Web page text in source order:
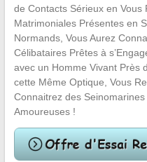
de Contacts Sérieux en Vous
Matrimoniales Présentes en
Normands, Vous Aurez
Célibataires Prêtes à
avec un Homme Vivant Près
cette Même Optique, Vous
Connaitrez des
Amoureuses !